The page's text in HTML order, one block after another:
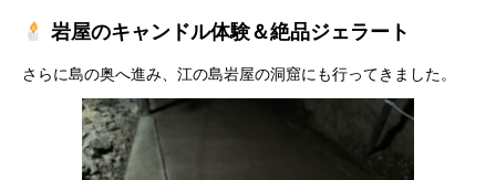
岩屋のキャンドル体験＆絶品ジェラート
​さらに島の奥へ進み、江の島岩屋の洞窟にも行ってきました。